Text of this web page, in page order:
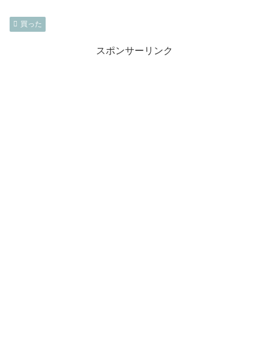
買った
スポンサーリンク